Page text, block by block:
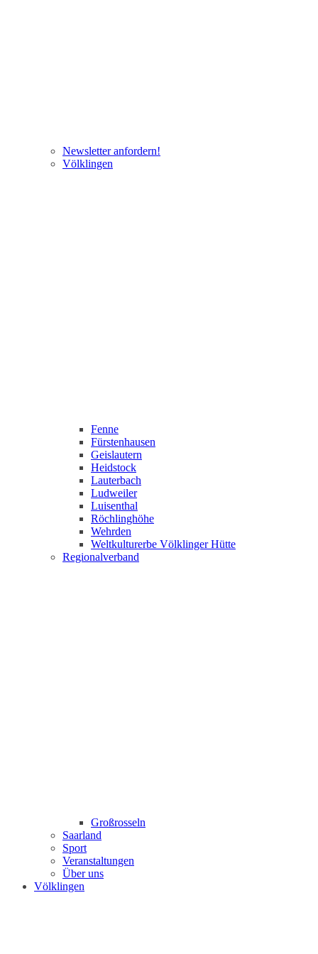
Newsletter anfordern!
Völklingen
Fenne
Fürstenhausen
Geislautern
Heidstock
Lauterbach
Ludweiler
Luisenthal
Röchlinghöhe
Wehrden
Weltkulturerbe Völklinger Hütte
Regionalverband
Großrosseln
Saarland
Sport
Veranstaltungen
Über uns
Völklingen